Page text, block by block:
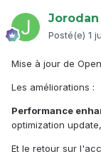
Jorodan
Posté(e) 1
Mise à jour de
Les améliorations :
Performance
optimization
Et le retour sur